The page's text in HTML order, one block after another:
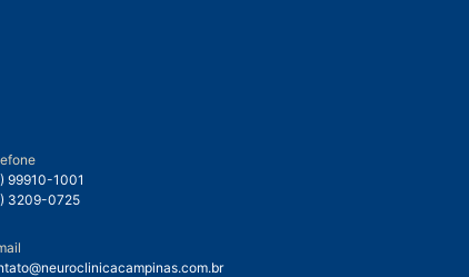
99910-1001
3209-0725